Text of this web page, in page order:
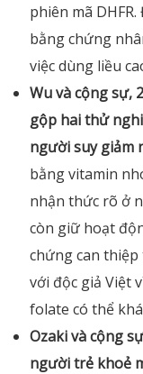
phiên mã
bằng chứng
việc dùng liều
Wu và cộng sự,
gộp hai thử
người suy giảm
bằng vitamin
nhận thức rõ ở
còn giữ hoạt
chứng can
với độc giả Việt
folate có thể
Ozaki và cộng
người trẻ khoẻ